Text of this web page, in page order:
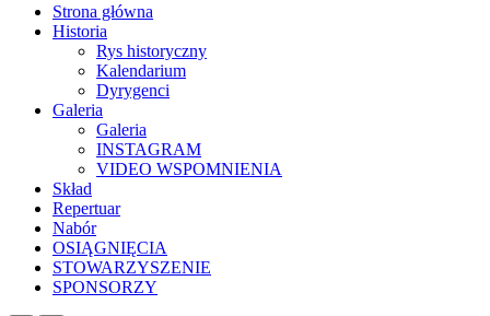
Strona główna
Historia
Rys historyczny
Kalendarium
Dyrygenci
Galeria
Galeria
INSTAGRAM
VIDEO WSPOMNIENIA
Skład
Repertuar
Nabór
OSIĄGNIĘCIA
STOWARZYSZENIE
SPONSORZY